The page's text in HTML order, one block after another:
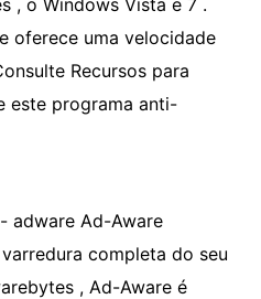
, o Windows Vista e 7 .
oferece uma velocidade
Recursos para
este programa anti-
adware Ad-Aware
completa do seu
, Ad-Aware é